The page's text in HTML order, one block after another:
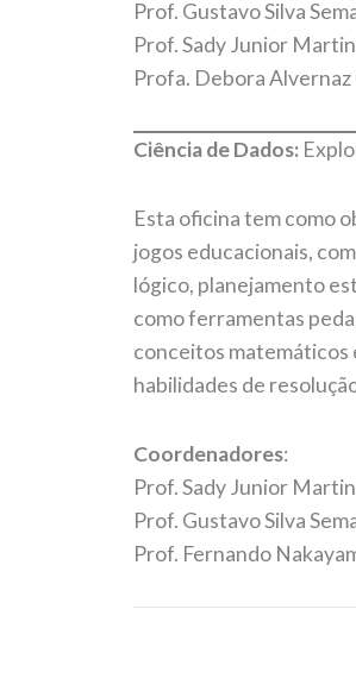
Prof. Gustavo Silva
Prof. Sady Junior
Profa. Debora Alvernaz
Ciência de Dados:
Esta oficina tem como
jogos educacionais,
lógico, planejamento
como ferramentas
conceitos matemáticos
habilidades de
Coordenadores:
Prof. Sady Junior
Prof. Gustavo Silva
Prof. Fernando